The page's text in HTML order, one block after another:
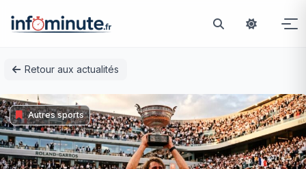
Retour aux actualités
Autres sports